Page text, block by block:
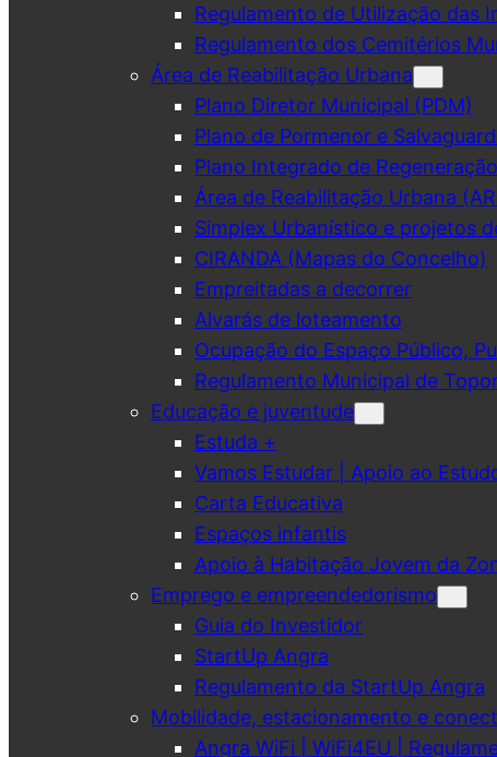
Regulamento de Utilização das
Regulamento dos Cemitérios
Área de Reabilitação Urbana
Plano Diretor Municipal (PDM)
Plano de Pormenor e
Plano Integrado de
Área de Reabilitação Urbana
Simplex Urbanístico e projetos
CIRANDA (Mapas do Concelho)
Empreitadas a decorrer
Alvarás de loteamento
Ocupação do Espaço Público,
Regulamento Municipal de
Educação e juventude
Estuda +
Vamos Estudar | Apoio ao
Carta Educativa
Espaços infantis
Apoio à Habitação Jovem da
Emprego e empreendedorismo
Guia do Investidor
StartUp Angra
Regulamento da StartUp Angra
Mobilidade, estacionamento e
Angra WiFi | WiFi4EU |